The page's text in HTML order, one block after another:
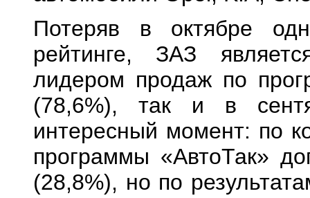
Потеряв в октябре
рейтинге, ЗАЗ
лидером продаж по
(78,6%), так и в
интересный момент: по
программы «АвтоТак»
(28,8%), но по